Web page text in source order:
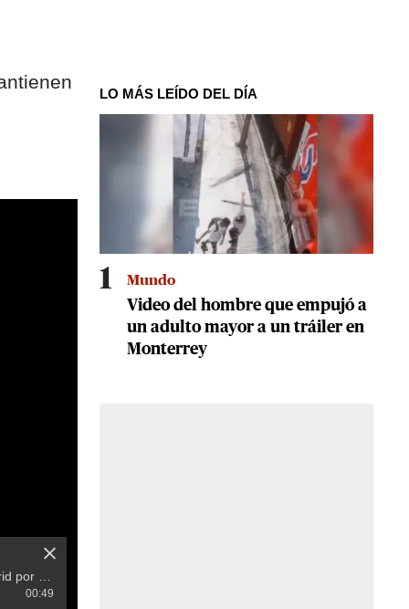
00:49
LO MÁS LEÍDO DEL DÍA
1 Mundo
Video del hombre que empujó a
un adulto mayor a un tráiler en
Monterrey